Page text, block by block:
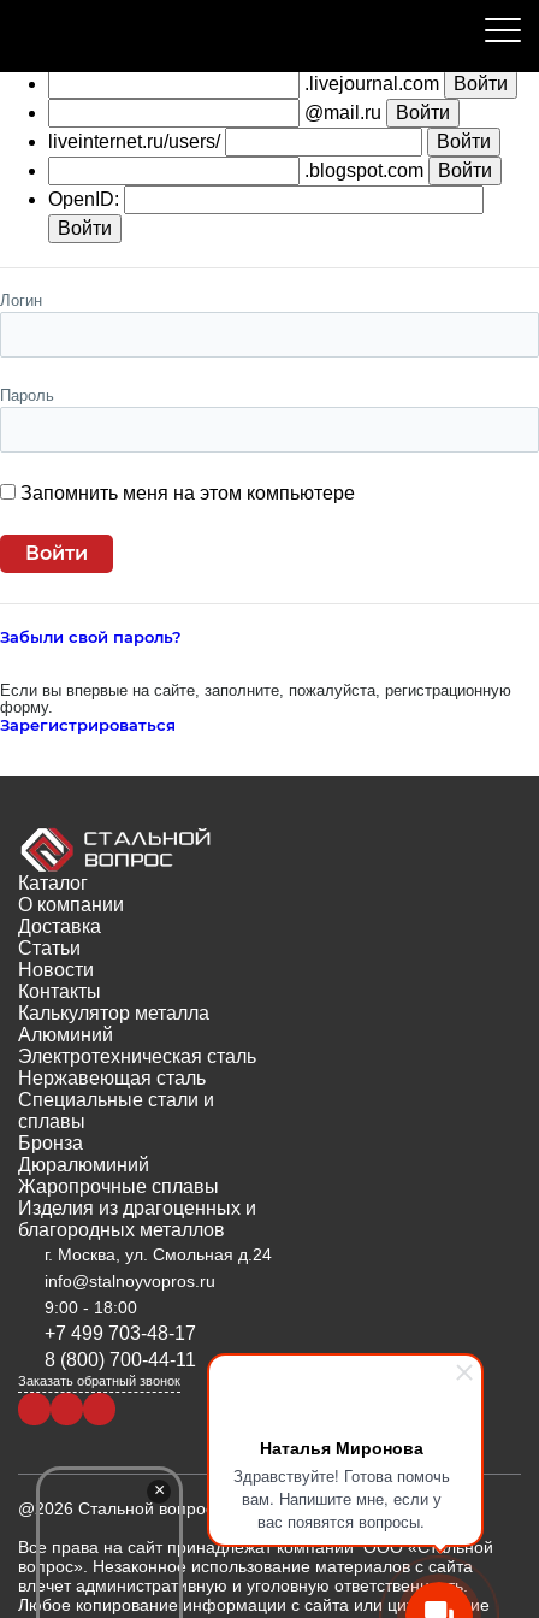
Наталья Миронова
Здравствуйте! Готова помочь
вам. Напишите мне, если у
вас появятся вопросы.
.livejournal.com
@mail.ru
liveinternet.ru/users/
.blogspot.com
OpenID:
Логин
Пароль
Запомнить меня на этом компьютере
Забыли свой пароль?
Если вы впервые на сайте, заполните, пожалуйста, регистрационную
форму.
Зарегистрироваться
Каталог
О компании
Доставка
Статьи
Новости
Контакты
Калькулятор металла
Алюминий
Электротехническая сталь
Нержавеющая сталь
Специальные стали и
сплавы
Бронза
Дюралюминий
Жаропрочные сплавы
Изделия из драгоценных и
благородных металлов
г. Москва, ул. Смольная д.24
info@stalnoyvopros.ru
9:00 - 18:00
+7 499 703-48-17
8 (800) 700-44-11
Заказать обратный звонок
@2026 Стальной вопрос
Все права на сайт принадлежат компании ООО «Стальной
вопрос». Незаконное использование материалов с сайта
влечет административную и уголовную ответственность.
Любое копирование информации с сайта или цитирование
×